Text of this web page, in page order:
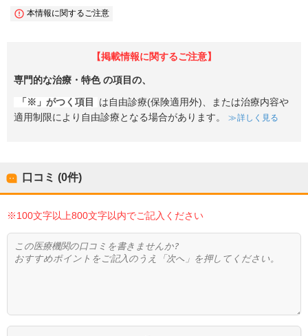
本情報に関するご注意
【掲載情報に関するご注意】
専門的な治療・特色の項目の、
「※」がつく項目
は自由診療(保険適用外)、または治療内容や
適用制限により自由診療となる場合があります。
詳しく見る
口コミ (0件)
※100文字以上800文字以内でご記入ください